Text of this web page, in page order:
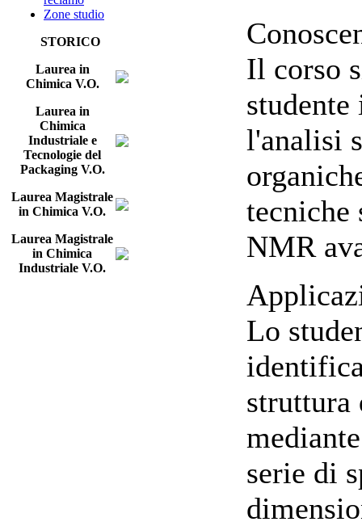
Zone studio
STORICO
Laurea in
Chimica V.O.
Laurea in
Chimica
Industriale e
Tecnologie del
Packaging V.O.
Laurea Magistrale
in Chimica V.O.
Laurea Magistrale
in Chimica
Industriale V.O.
Il corso
studente
l'analisi
tecniche
NMR
Lo
struttura
serie di